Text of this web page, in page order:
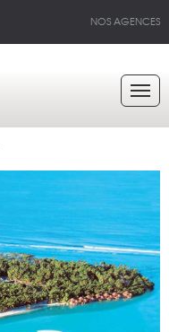
NOS AGENCES